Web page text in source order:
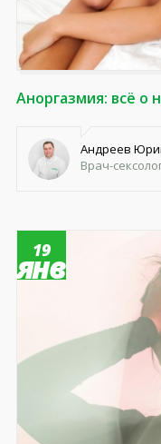
Аноргазмия: всё о
Андреев
Врач-
19
янв